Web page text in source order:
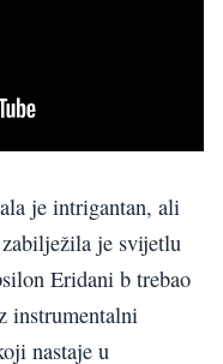
je intrigantan, ali
je svijetlu
Eridani b trebao
instrumentalni
nastaje u